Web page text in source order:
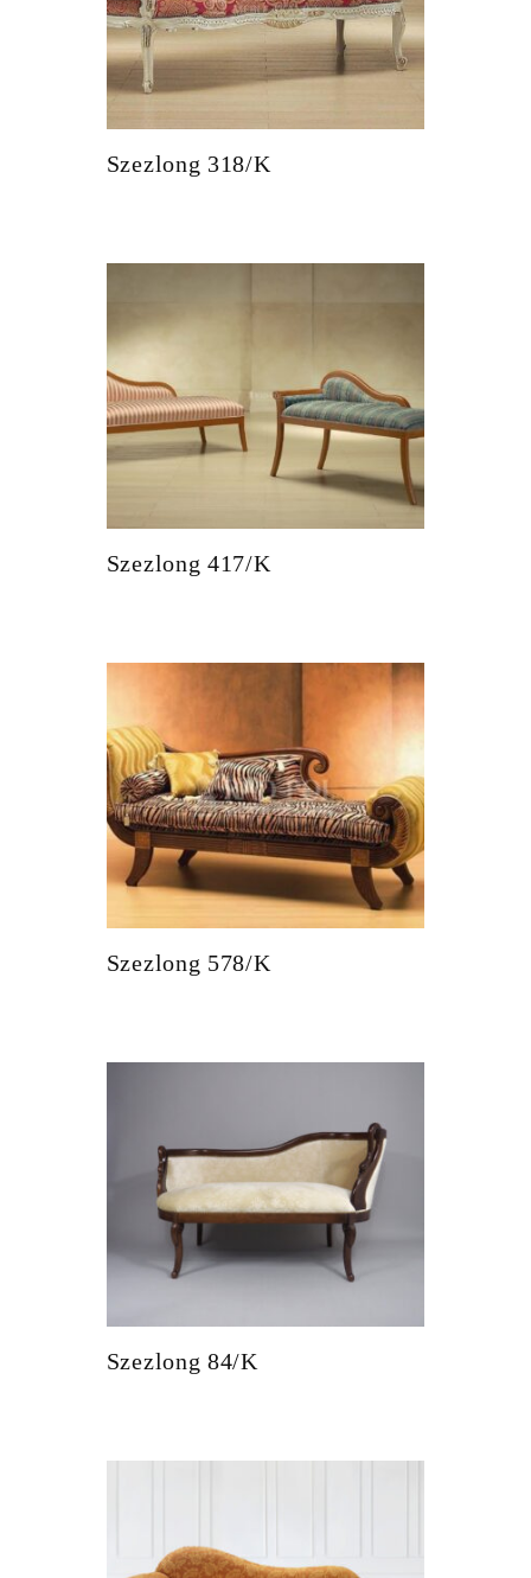
Szezlong 318/K
Szezlong 417/K
Szezlong 578/K
Szezlong 84/K